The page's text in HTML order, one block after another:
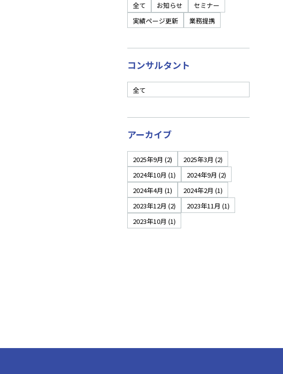
全て お知らせ
セミナー
実績ページ更新
業務提携
コンサルタント
全て
アーカイブ
2025年9月 (2) 2025年3月 (2)
2024年10月 (1) 2024年9月 (2)
2024年4月 (1) 2024年2月 (1)
2023年12月 (2) 2023年11月 (1)
2023年10月 (1)